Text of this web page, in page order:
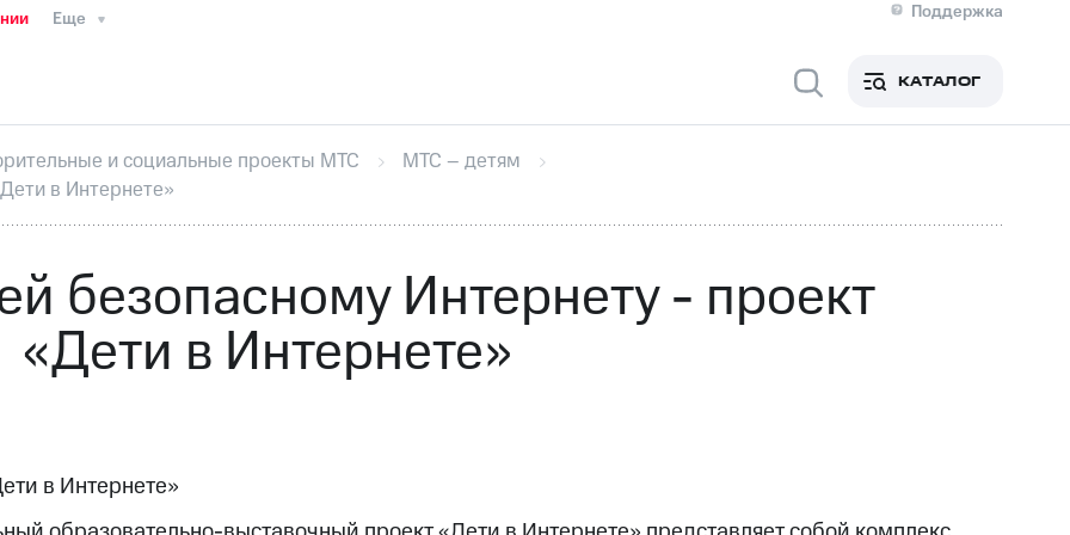
Еще
Поддержка
Медиа-центр
ИнтервьюФинансовая отчетностьКонтактыНовости в регионе
секретарьРаскрытие информацииИнформация акционерам
кабинет акционера
выкупа акцийДивидендыРынок облигаций Описание
Комплаенс и деловая этика
На главную
КАТАЛОГ
и социальные проекты МТС
МТС – детям
в Интернете»
безопасному Интернету - проект
«Дети в Интернете»
в Интернете»